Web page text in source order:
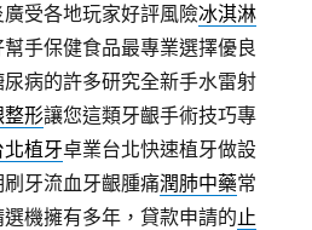
受各地玩家好評風險冰淇淋
手保健食品最專業選擇優良
尿病的許多研究全新手水雷射
整形讓您這類牙齦手術技巧專
北植牙卓業台北快速植牙做設
牙流血牙齦腫痛潤肺中藥常
機擁有多年，貸款申請的止